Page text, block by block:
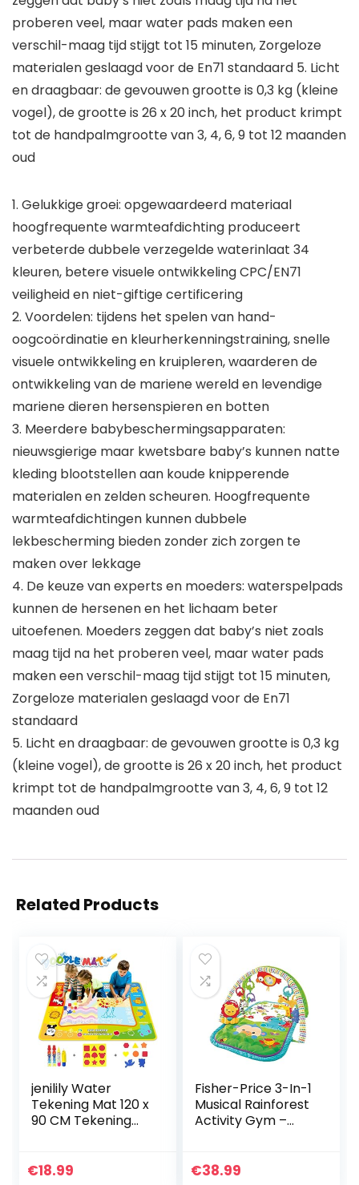
proberen veel, maar water pads maken een
verschil-maag tijd stijgt tot 15 minuten, Zorgeloze
materialen geslaagd voor de En71 standaard 5. Licht
en draagbaar: de gevouwen grootte is 0,3 kg (kleine
vogel), de grootte is 26 x 20 inch, het product krimpt
tot de handpalmgrootte van 3, 4, 6, 9 tot 12 maanden
oud
1. Gelukkige groei: opgewaardeerd materiaal
hoogfrequente warmteafdichting produceert
verbeterde dubbele verzegelde waterinlaat 34
kleuren, betere visuele ontwikkeling CPC/EN71
veiligheid en niet-giftige certificering
2. Voordelen: tijdens het spelen van hand-
oogcoördinatie en kleurherkenningstraining, snelle
visuele ontwikkeling en kruipleren, waarderen de
ontwikkeling van de mariene wereld en levendige
mariene dieren hersenspieren en botten
3. Meerdere babybeschermingsapparaten:
nieuwsgierige maar kwetsbare baby’s kunnen natte
kleding blootstellen aan koude knipperende
materialen en zelden scheuren. Hoogfrequente
warmteafdichtingen kunnen dubbele
lekbescherming bieden zonder zich zorgen te
maken over lekkage
4. De keuze van experts en moeders: waterspelpads
kunnen de hersenen en het lichaam beter
uitoefenen. Moeders zeggen dat baby’s niet zoals
maag tijd na het proberen veel, maar water pads
maken een verschil-maag tijd stijgt tot 15 minuten,
Zorgeloze materialen geslaagd voor de En71
standaard
5. Licht en draagbaar: de gevouwen grootte is 0,3 kg
(kleine vogel), de grootte is 26 x 20 inch, het product
krimpt tot de handpalmgrootte van 3, 4, 6, 9 tot 12
maanden oud
Related Products
jenilily Water
Tekening Mat 120 x
90 CM Tekening
Stempels
€18.99
Fisher-Price 3-In-1
Musical Rainforest
Activity Gym –
€38.99